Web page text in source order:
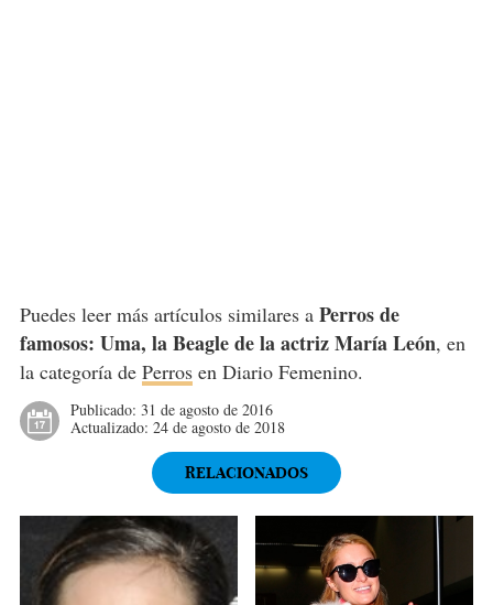
Puedes leer más artículos similares a Perros de
famosos: Uma, la Beagle de la actriz María León, en
la categoría de Perrosen Diario Femenino.
Publicado: 31 de agosto de 2016
Actualizado: 24 de agosto de 2018
RELACIONADOS